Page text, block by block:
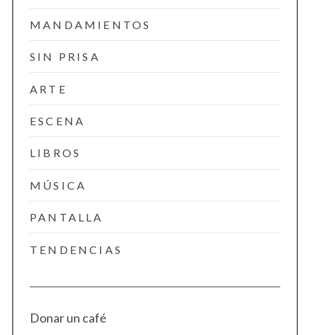
MANDAMIENTOS
SIN PRISA
ARTE
ESCENA
LIBROS
MÚSICA
PANTALLA
TENDENCIAS
Donar un café